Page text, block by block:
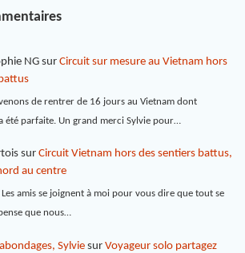
NGsur Circuit sur mesure au Vietnam hors
de rentrer de 16 jours au Vietnam dont
été parfaite. Un grand merci Sylvie pour…
sur Circuit Vietnam hors des sentiers battus,
au centre
amis se joignent à moi pour vous dire que tout se
que nous…
Sylviesur Voyageur solo partagez